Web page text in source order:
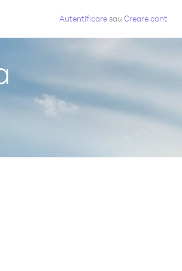
Autentificaresau Creare cont